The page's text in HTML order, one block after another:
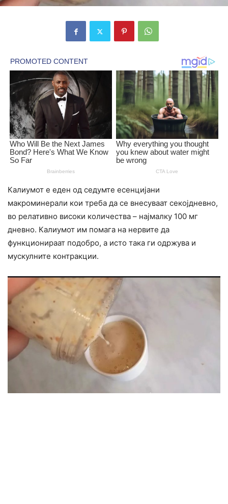
Калиумот е еден од седумте есенцијани
макроминерали кои треба да се внесуваат секојдневно,
во релативно високи количества – најмалку 100 мг
дневно. Калиумот им помага на нервите да
функционираат подобро, а исто така ги одржува и
мускулните контракции.